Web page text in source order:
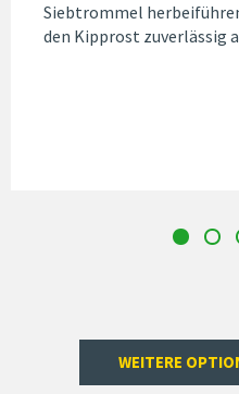
Siebtrommel
den Kipprost zuverlässig
WEITERE